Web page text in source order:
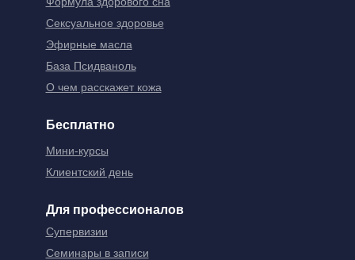
Бесплатно
Мини-курсы
Клиентский день
Для профессионалов
Супервизии
Семинары в записи
Сексуальное здоровье
Эфирные масла
База Псидваноль
О чем расскажет кожа